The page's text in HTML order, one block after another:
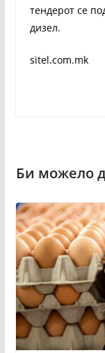
тендерот се
дизел.
sitel.com.mk